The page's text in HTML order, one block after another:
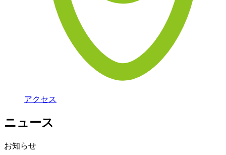
アクセス
ニュース
お知らせ